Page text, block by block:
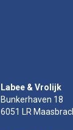
Labee & Vrolijk
Bunkerhaven 18
6051 LR